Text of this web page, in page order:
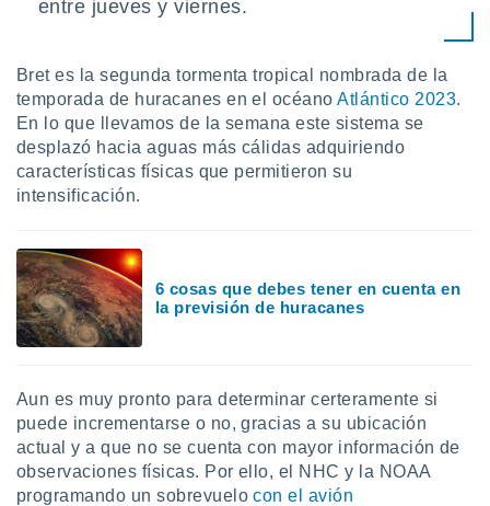
no
Puedes
acceder a
únicos
similares
como
entre jueves y viernes.
Bret es la segunda tormenta tropical nombrada de la
temporada de huracanes en el océanoAtlántico 2023.
En lo que llevamos de la semana este sistema se
desplazó hacia aguas más cálidas adquiriendo
características físicas que permitieron su
intensificación.
6 cosas que debes tener en cuenta en
la previsión de huracanes
Aun es muy pronto para determinar certeramente si
puede incrementarse o no, gracias a su ubicación
actual y a que no se cuenta con mayor información de
observaciones físicas. Por ello, el NHC y la NOAA
programando un sobrevuelocon el avión